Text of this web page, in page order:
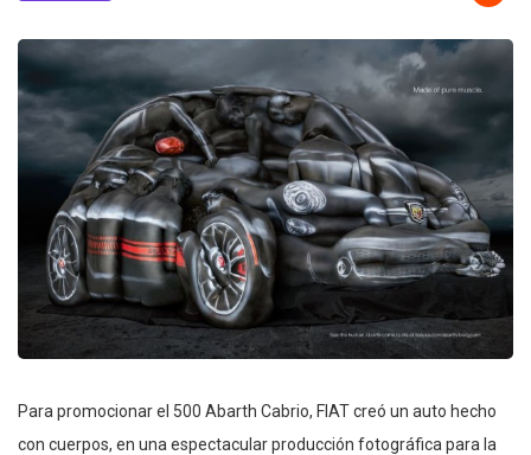
Para promocionar el 500 Abarth Cabrio, FIAT creó un auto hecho
con cuerpos, en una espectacular producción fotográfica para la